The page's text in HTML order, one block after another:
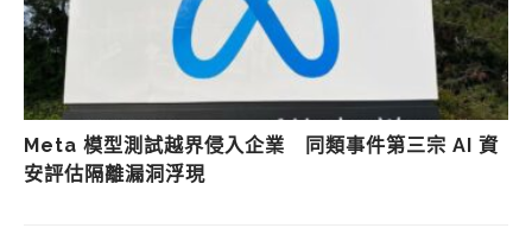
Meta 模型測試越界侵入企業 同類事件第三宗 AI 資
安評估隔離漏洞浮現